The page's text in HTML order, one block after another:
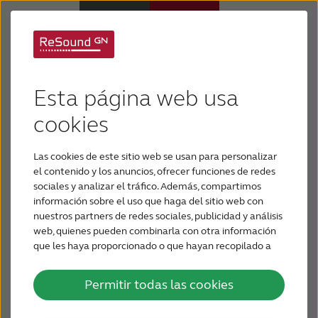
Esta página web usa
cookies
Las cookies de este sitio web se usan para personalizar
el contenido y los anuncios, ofrecer funciones de redes
sociales y analizar el tráfico. Además, compartimos
información sobre el uso que haga del sitio web con
nuestros partners de redes sociales, publicidad y análisis
web, quienes pueden combinarla con otra información
que les haya proporcionado o que hayan recopilado a
Permitir todas las cookies
Pérdida de audición
Soporte y cuidado
Por qué ReSound
BLOG
PARA PROFESIONALES
pérdida auditiva
ser gradual o repentina. Ciertos tipos de pérdida
auditiva se pueden tratar médicamente, pero
otros no. Sin embargo, una persona con pérdida
auditiva puede recibir ayuda con la tecnología.
Más información sobre los tratamientos de la